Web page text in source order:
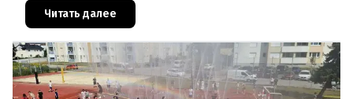
семьи с низкими доходам
Читать далее